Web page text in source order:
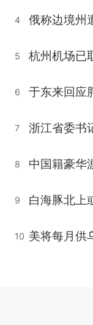
4
5 杭州机场已
6
7
8
9 白海豚北上
10 美将每月供